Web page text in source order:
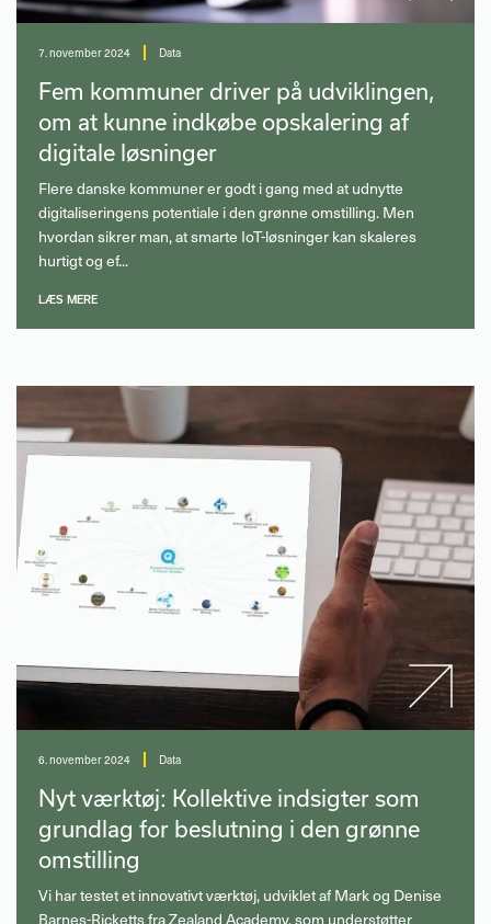
7. november 2024 Data
Fem kommuner driver på udviklingen,
om at kunne indkøbe opskalering af
digitale løsninger
Flere danske kommuner er godt i gang med at udnytte
digitaliseringens potentiale i den grønne omstilling. Men
hvordan sikrer man, at smarte IoT-løsninger kan skaleres
hurtigt og ef...
LÆS MERE
6. november 2024 Data
Nyt værktøj: Kollektive indsigter som
grundlag for beslutning i den grønne
omstilling
Vi har testet et innovativt værktøj, udviklet af Mark og Denise
Barnes-Ricketts fra Zealand Academy, som understøtter